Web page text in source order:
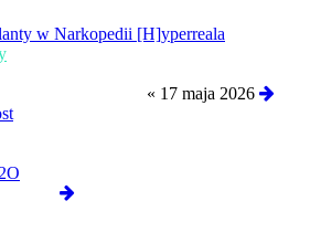
w Narkopedii [H]yperreala
« 17 maja 2026